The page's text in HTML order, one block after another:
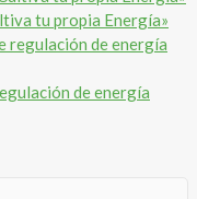
tu propia Energía»
de energía